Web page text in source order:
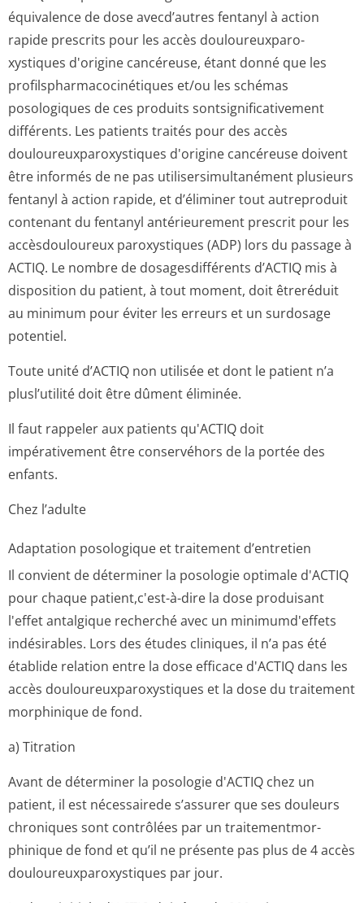
équivalence de dose avecd’autres fentanyl à action
rapide prescrits pour les accès douloureuxparo­
xystiques d'origine cancéreuse, étant donné que les
profilspharma­cocinétiques et/ou les schémas
posologiques de ces produits sontsignifica­tivement
différents. Les patients traités pour des accès
douloureuxparo­xystiques d'origine cancéreuse doivent
être informés de ne pas utilisersimul­tanément plusieurs
fentanyl à action rapide, et d’éliminer tout autreproduit
contenant du fentanyl antérieurement prescrit pour les
accèsdouloureux paroxystiques (ADP) lors du passage à
ACTIQ. Le nombre de dosagesdifférents d’ACTIQ mis à
disposition du patient, à tout moment, doit êtreréduit
au minimum pour éviter les erreurs et un surdosage
potentiel.
Toute unité d’ACTIQ non utilisée et dont le patient n’a
plusl’utilité doit être dûment éliminée.
Il faut rappeler aux patients qu'ACTIQ doit
impérativement être conservéhors de la portée des
enfants.
Chez l’adulte
Adaptation posologique et traitement d’entretien
Il convient de déterminer la posologie optimale d'ACTIQ
pour chaque patient,c'est-à-dire la dose produisant
l'effet antalgique recherché avec un minimumd'effets
indésirables. Lors des études cliniques, il n’a pas été
établide relation entre la dose efficace d'ACTIQ dans les
accès douloureuxparo­xystiques et la dose du traitement
morphinique de fond.
a) Titration
Avant de déterminer la posologie d'ACTIQ chez un
patient, il est nécessairede s’assurer que ses douleurs
chroniques sont contrôlées par un traitementmor­
phinique de fond et qu’il ne présente pas plus de 4 accès
douloureuxparo­xystiques par jour.